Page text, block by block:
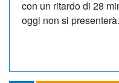
con un ritardo di 28
oggi non si